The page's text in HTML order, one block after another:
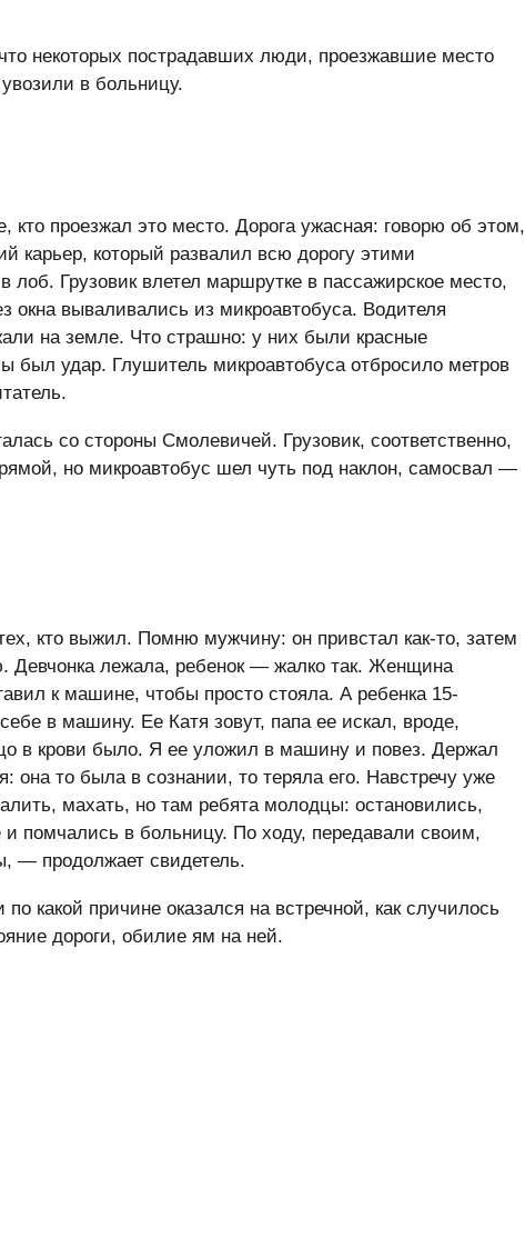
некоторых пострадавших люди, проезжавшие место
в больницу.
проезжал это место. Дорога ужасная: говорю об этом,
карьер, который развалил всю дорогу этими
Грузовик влетел маршрутке в пассажирское место,
окна вываливались из микроавтобуса. Водителя
на земле. Что страшно: у них были красные
был удар. Глушитель микроавтобуса отбросило метров
со стороны Смолевичей. Грузовик, соответственно,
но микроавтобус шел чуть под наклон, самосвал —
кто выжил. Помню мужчину: он привстал как-то, затем
Девчонка лежала, ребенок — жалко так. Женщина
к машине, чтобы просто стояла. А ребенка 15-
в машину. Ее Катя зовут, папа ее искал, вроде,
в крови было. Я ее уложил в машину и повез. Держал
она то была в сознании, то теряла его. Навстречу уже
махать, но там ребята молодцы: остановились,
и помчались в больницу. По ходу, передавали своим,
— продолжает свидетель.
какой причине оказался на встречной, как случилось
дороги, обилие ям на ней.